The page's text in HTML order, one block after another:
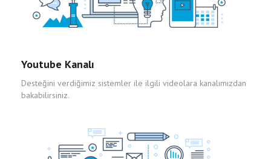
Youtube Kanalı
Desteğini verdiğimiz sistemler ile ilgili videolara kanalımızdan
bakabilirsiniz.